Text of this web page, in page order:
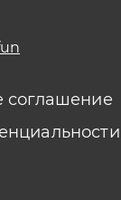
соглашение